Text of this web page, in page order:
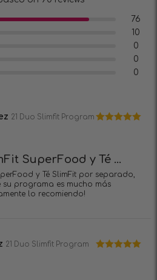
76
10
0
0
0
21 Duo Slimfit Program
SuperFood y Té ...
y Té SlimFit por separado,
su programa es mucho más
lo recomiendo!
21 Duo Slimfit Program